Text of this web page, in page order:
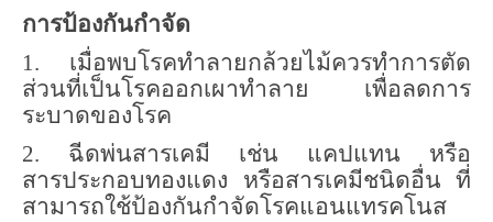
การป้องกันกำจัด
1. เมื่อพบโรคทำลายกล้วยไม้ควรทำการตัด
ส่วนที่เป็นโรคออกเผาทำลาย เพื่อลดการ
ระบาดของโรค
2. ฉีดพ่นสารเคมี เช่น แคปแทน หรือ
สารประกอบทองแดง หรือสารเคมีชนิดอื่น ที่
สามารถใช้ป้องกันกำจัดโรคแอนแทรคโนส